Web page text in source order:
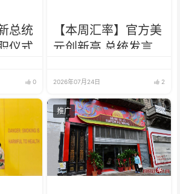
总统
仪式
0
【本周汇率】官方美
元创新高 总统发言
2026年07月24日 2
推广